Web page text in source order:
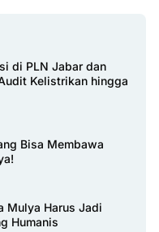
di PLN Jabar dan
Kelistrikan hingga
Bisa Membawa
Mulya Harus Jadi
Humanis